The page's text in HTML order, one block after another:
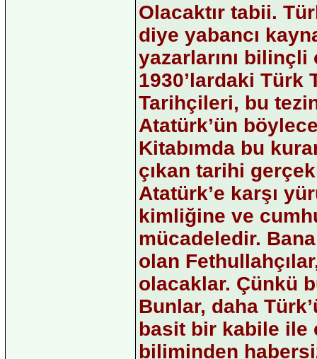
Olacaktır tabii.
diye yabancı
yazarlarını bilinçli
1930’lardaki Türk
Tarihçileri, bu
Atatürk’ün
Kitabımda bu
çıkan tarihi
Atatürk’e karşı
kimliğine ve
mücadeledir.
olan
olacaklar. Çünkü
Bunlar, daha
basit bir kabile ile
biliminden